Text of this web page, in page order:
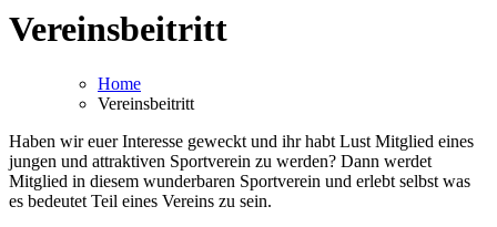
Vereinsbeitritt
Home
Vereinsbeitritt
Haben wir euer Interesse geweckt und ihr habt Lust Mitglied eines
jungen und attraktiven Sportverein zu werden? Dann werdet
Mitglied in diesem wunderbaren Sportverein und erlebt selbst was
es bedeutet Teil eines Vereins zu sein.